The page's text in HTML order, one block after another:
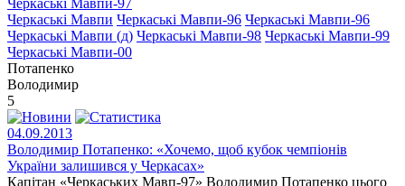
Черкаські Мавпи Черкаські Мавпи-96 Черкаські Мавпи-96
Черкаські Мавпи (д) Черкаські Мавпи-98 Черкаські Мавпи-99
Черкаські Мавпи-00
Потапенко
Володимир
5
04.09.2013
Володимир Потапенко: «Хочемо, щоб кубок чемпіонів
України залишився у Черкасах»
Капітан «Черкаських Мавп-97» Володимир Потапенко цього